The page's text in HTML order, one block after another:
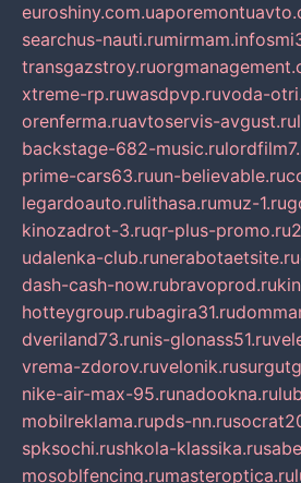
euroshiny.com.ua
searchus-nauti.rumirmam.info
transgazstroy.ru
xtreme-rp.ruwasdpvp.ruvoda-
orenferma.ruavtoservis-avgust.ru
backstage-682-music.ru
prime-cars63.ruun-believable.ru
legardoauto.rulithasa.rumuz-1.ru
kinozadrot-3.ruqr-plus-promo.ru
udalenka-club.runerabotaetsite.ru
dash-cash-now.rubravoprod.ru
hotteygroup.rubagira31.ru
dveriland73.runis-glonass51.ru
vrema-zdorov.ruvelonik.ru
nike-air-max-95.runadookna.ru
mobilreklama.rupds-nn.ru
spksochi.rushkola-klassika.ru
mosoblfencing.rumasteroptica.ru